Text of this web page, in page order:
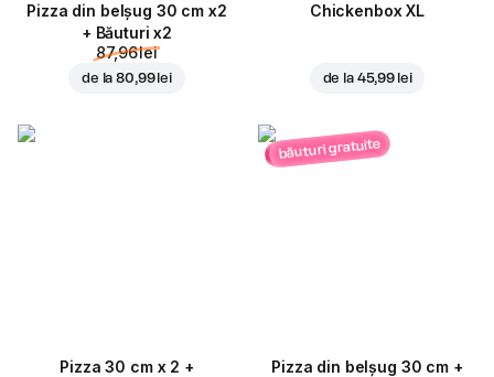
Pizza din belșug 30 cm x2
+ Băuturi x2
87,96 lei
de la80,99 lei
Chickenbox XL
de la 45,99 lei
Pizza 30 cm x 2 +
băuturi gratuite
Pizza din belșug 30 cm +